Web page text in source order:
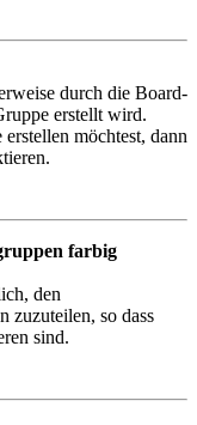
durch die Board-
erstellt wird.
möchtest, dann
farbig
den
zuzuteilen, so dass
sind.